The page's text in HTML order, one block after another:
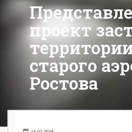
проект
старого
Ростова